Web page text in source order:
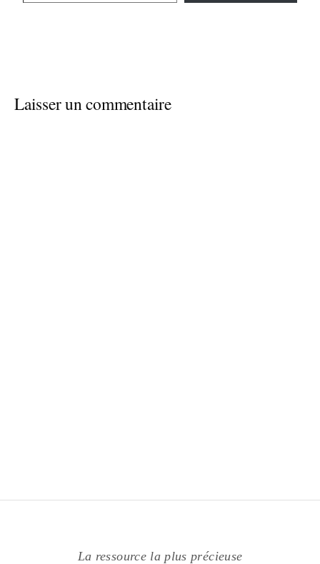
Laisser un commentaire
La ressource la plus précieuse